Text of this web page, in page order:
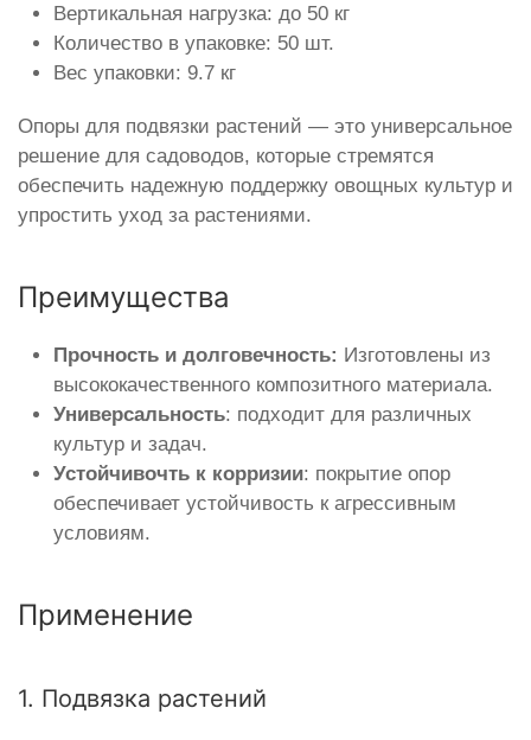
Вертикальная нагрузка: до 50 кг
Количество в упаковке: 50 шт.
Вес упаковки: 9.7 кг
Опоры для подвязки растений — это универсальное
решение для садоводов, которые стремятся
обеспечить надежную поддержку овощных культур и
упростить уход за растениями.
Преимущества
Прочность и долговечность: Изготовлены из
высококачественного композитного материала.
Универсальность: подходит для различных
культур и задач.
Устойчивочть к корризии: покрытие опор
обеспечивает устойчивость к агрессивным
условиям.
Применение
1. Подвязка растений